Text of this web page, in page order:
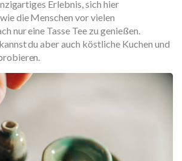
Erlebnis, sich hier
die Menschen vor vielen
nur eine Tasse Tee zu genießen.
du aber auch köstliche Kuchen und